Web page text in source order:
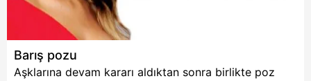
Barış pozu
Aşklarına devam kararı aldıktan sonra birlikte poz